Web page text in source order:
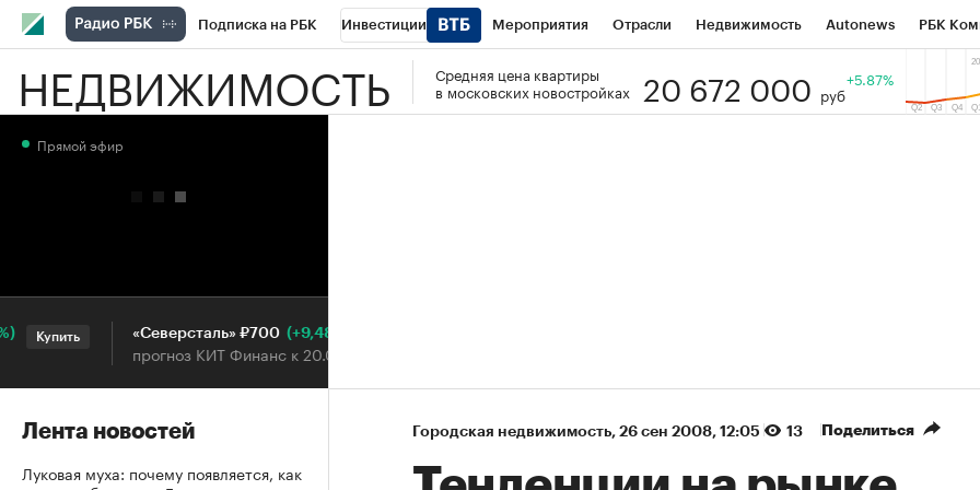
Подписка на РБК Инвестиции Мероприятия Отрасли Недвижимость Autonews РБК
РБК Вино Спорт Школа управления РБК РБК Образование Тренды
НЕДВИЖИМОСТЬ
Средняя цена квартиры
в московских новостройках
20 672 000 руб
+5.87%
Городская недвижимость⁠, 26 сен 2008, 12:05 13 Поделиться
Прямой эфир
Купить «Северсталь» ₽700 (+9,48%)
прогноз КИТ Финанс к 20.07.27
Лента новостей
Луковая муха: почему появляется, как